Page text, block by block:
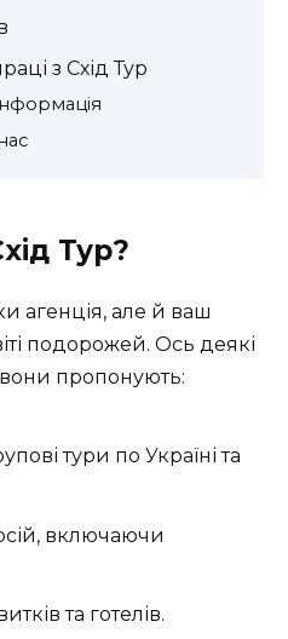
з Схід Тур
Тур?
агенція, але й ваш
подорожей. Ось деякі
вони пропонують:
тури по Україні та
включаючи
та готелів.